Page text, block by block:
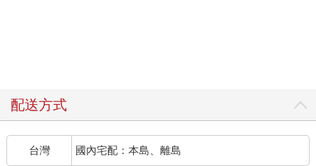
配送方式
台灣 國內宅配：本島、離島